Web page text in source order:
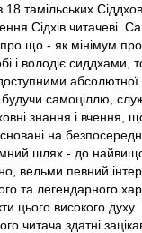
18 тамільських
Сідхів читачеві.
про що - як мінімум
і володіє сиддхами,
абсолютної
будучи самоціллю,
знання і вчення,
на
шлях - до
вельми певний
та легендарного
цього високого
читача здатні